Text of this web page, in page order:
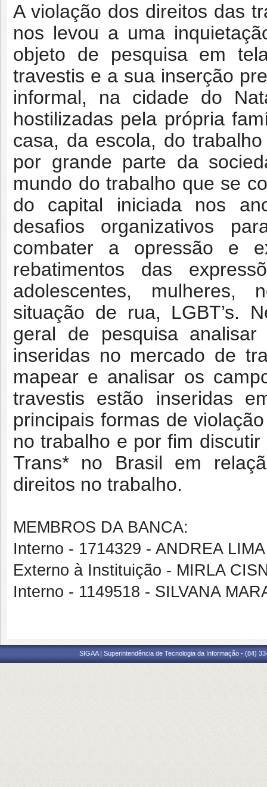
A violação dos direitos das
nos levou a uma
objeto de pesquisa em
travestis e a sua inserção
informal, na cidade do
hostilizadas pela própria
casa, da escola, do
por grande parte da
mundo do trabalho que se
do capital iniciada nos
desafios organizativos
combater a opressão e
rebatimentos das
adolescentes, mulheres,
situação de rua, LGBT’s.
geral de pesquisa
inseridas no mercado de
mapear e analisar os
travestis estão inseridas
principais formas de
no trabalho e por fim
Trans* no Brasil em
direitos no trabalho.
MEMBROS DA BANCA:
Interno - 1714329 - ANDREA
Externo à Instituição - MIRLA
Interno - 1149518 - SILVANA
SIGAA | Superintendência de Tecnologia da Informação - (84)